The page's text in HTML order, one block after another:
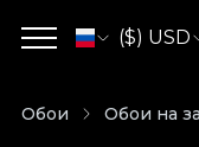
($) USD
Обои Обои на